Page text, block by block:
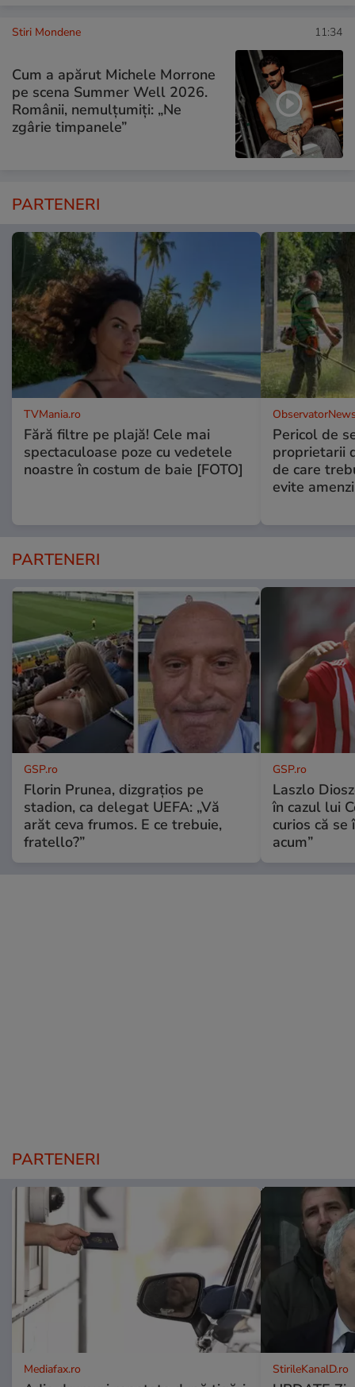
Stiri Mondene 11:34
Cum a apărut Michele Morrone
pe scena Summer Well 2026.
Românii, nemulțumiți: „Ne
zgârie timpanele”
PARTENERI
TVMania.ro
Fără filtre pe plajă! Cele mai
spectaculoase poze cu vedetele
noastre în costum de baie [FOTO]
Pericol de
proprietarii
de care
evite
PARTENERI
GSP.ro
Florin Prunea, dizgrațios pe
stadion, ca delegat UEFA: „Vă
arăt ceva frumos. E ce trebuie,
fratello?”
GSP.ro
Laszlo
în cazul lui
curios că
acum”
PARTENERI
Mediafax.ro StirileKanalD.ro